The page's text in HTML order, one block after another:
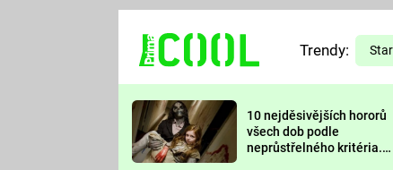
TŘESKU
FUTURAMA
PREDÁTOR
Trendy:
10 nejděsivějších hororů
všech dob podle
neprůstřelného kritéria.